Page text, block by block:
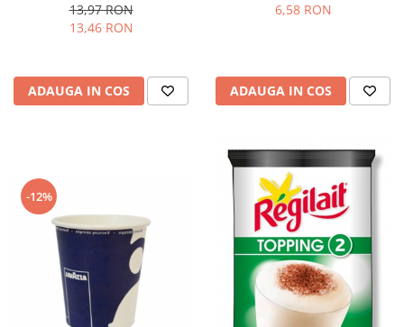
13,97 RON
13,46 RON
ADAUGA IN COS
6,58 RON
ADAUGA IN COS
-12%